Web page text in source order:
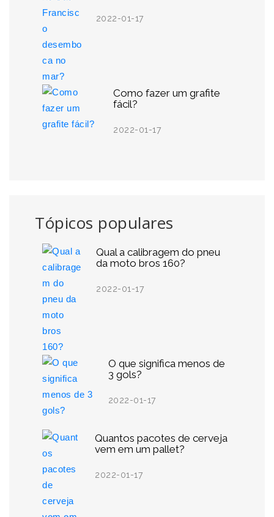
2022-01-17
Como fazer um grafite
fácil?
2022-01-17
Tópicos populares
Qual a calibragem do pneu
da moto bros 160?
2022-01-17
O que significa menos de
3 gols?
2022-01-17
Quantos pacotes de cerveja
vem em um pallet?
2022-01-17